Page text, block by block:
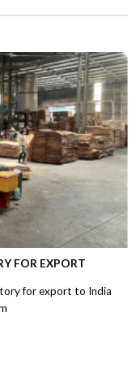
LUMBER (LVL)
Veneer Lumber, LVL
plywood exportXem thêm